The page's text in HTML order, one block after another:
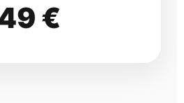
€